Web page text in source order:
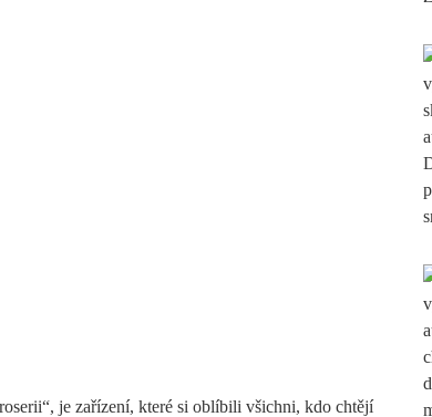
je zařízení, které si oblíbili všichni, kdo chtějí